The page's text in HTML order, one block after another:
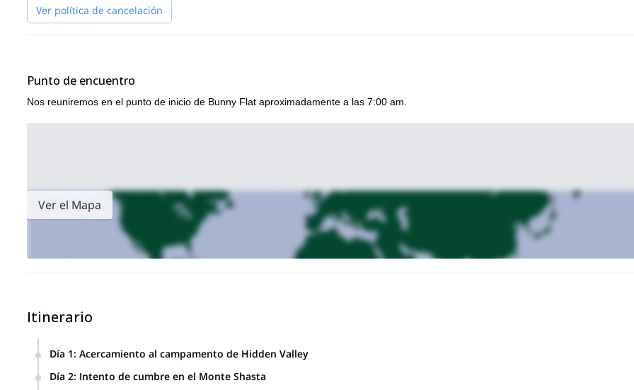
Ver política de cancelación
Punto de encuentro
Nos reuniremos en el punto de inicio de Bunny Flat aproximadamente a las 7:00 am.
Ver el Mapa
Itinerario
Día 1: Acercamiento al campamento de Hidden Valley
presentaciones y la revisión del equipo con todos para asegurarnos de que nada se haya olvidado o dejado atrás. Si se
Día 2: Intento de cumbre en el Monte Shasta